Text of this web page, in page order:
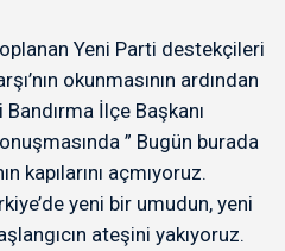
Yeni Parti destekçileri
okunmasının ardından
İlçe Başkanı
” Bugün burada
kapılarını açmıyoruz.
yeni bir umudun, yeni
ateşini yakıyoruz.